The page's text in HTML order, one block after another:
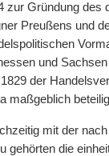
zur Gründung des
Preußens und
und
der
maßgeblich
mit der
gehörten die